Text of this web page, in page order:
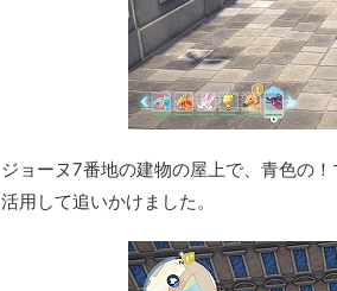
ジョーヌ7番地の建物の屋上で、青色の
活用して追いかけました。